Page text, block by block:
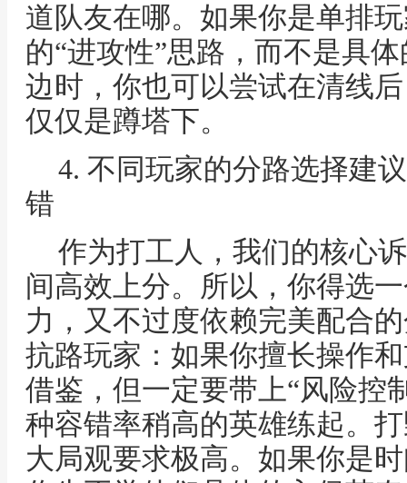
道队友在哪。如果你是单排
的“进攻性”思路，而不是具
边时，你也可以尝试在清线
仅仅是蹲塔下。
4. 不同玩家的分路选择建
错
作为打工人，我们的核心
间高效上分。所以，你得选
力，又不过度依赖完美配合
抗路玩家：如果你擅长操作
借鉴，但一定要带上“风险控
种容错率稍高的英雄练起。
大局观要求极高。如果你是